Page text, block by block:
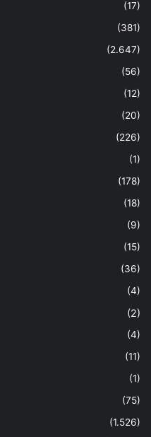
(17)
(381)
(2.647)
(56)
(12)
(20)
(226)
(1)
(178)
(18)
(9)
(15)
(36)
(4)
(2)
(4)
(11)
(1)
(75)
(1.526)